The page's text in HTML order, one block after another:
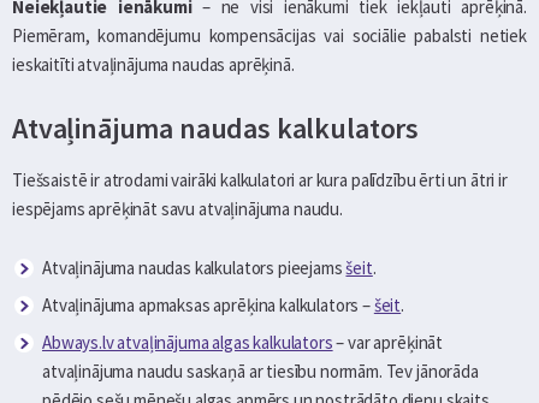
Neiekļautie ienākumi– ne visi ienākumi tiek iekļauti aprēķinā.
Piemēram, komandējumu kompensācijas vai sociālie pabalsti netiek
ieskaitīti atvaļinājuma naudas aprēķinā.
Atvaļinājuma naudas kalkulators
Tiešsaistē ir atrodami vairāki kalkulatori ar kura palīdzību ērti un ātri ir
iespējams aprēķināt savu atvaļinājuma naudu.
Atvaļinājuma naudas kalkulators pieejamsšeit.
Atvaļinājuma apmaksas aprēķina kalkulators –šeit.
Abways.lv atvaļinājuma algas kalkulators– var aprēķināt
atvaļinājuma naudu saskaņā ar tiesību normām. Tev jānorāda